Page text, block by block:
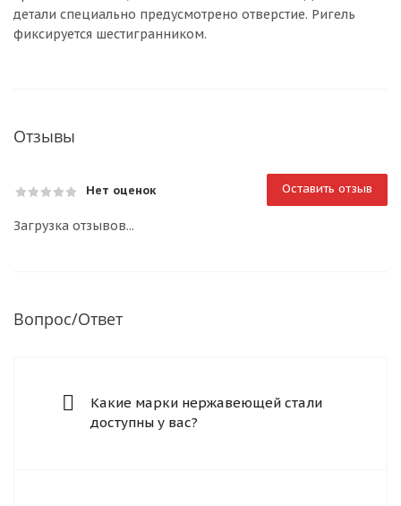
детали специально предусмотрено отверстие. Ригель
фиксируется шестигранником.
Отзывы
Нет оценок Оставить отзыв
Загрузка отзывов...
Вопрос/Ответ
Какие марки нержавеющей стали
доступны у вас?